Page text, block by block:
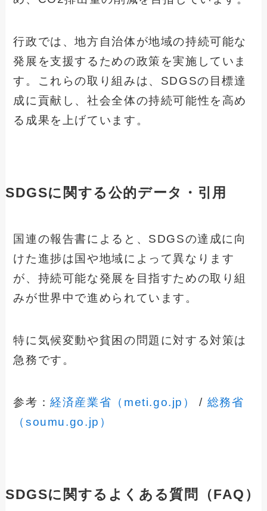
行政では、地方自治体が地域の持続可能な
発展を支援するための政策を実施していま
す。これらの取り組みは、SDGSの目標達
成に貢献し、社会全体の持続可能性を高め
る成果を上げています。
SDGSに関する公的データ・引用
国連の報告書によると、SDGSの達成に向
けた進捗は国や地域によって異なります
が、持続可能な発展を目指すための取り組
みが世界中で進められています。
特に気候変動や貧困の問題に対する対策は
急務です。
参考：経済産業省（meti.go.jp） / 総務省
（soumu.go.jp）
SDGSに関するよくある質問（FAQ）